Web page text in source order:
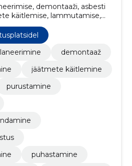
demontaaži, asbesti
käitlemise, lammutamise,
keskkonnamõju
erinevates
demontaaž
jäätmete käitlemine
purustamine
puhastamine